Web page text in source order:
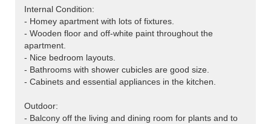
Internal Condition:
- Homey apartment with lots of fixtures.
- Wooden floor and off-white paint throughout the
apartment.
- Nice bedroom layouts.
- Bathrooms with shower cubicles are good size.
- Cabinets and essential appliances in the kitchen.
Outdoor:
- Balcony off the living and dining room for plants and to